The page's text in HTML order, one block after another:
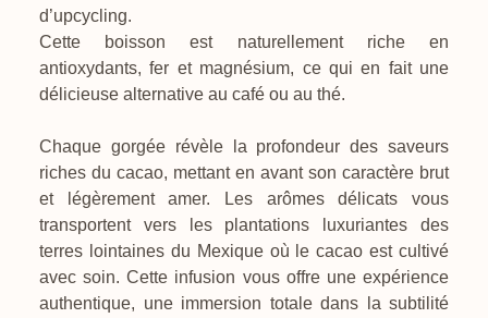
d’upcycling.
Cette boisson est naturellement riche en
antioxydants, fer et magnésium, ce qui en fait une
délicieuse alternative au café ou au thé.
Chaque gorgée révèle la profondeur des saveurs
riches du cacao, mettant en avant son caractère brut
et légèrement amer. Les arômes délicats vous
transportent vers les plantations luxuriantes des
terres lointaines du Mexique où le cacao est cultivé
avec soin. Cette infusion vous offre une expérience
authentique, une immersion totale dans la subtilité